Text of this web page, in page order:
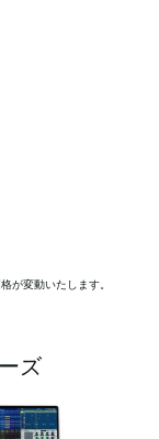
が変動いたします。
ズ